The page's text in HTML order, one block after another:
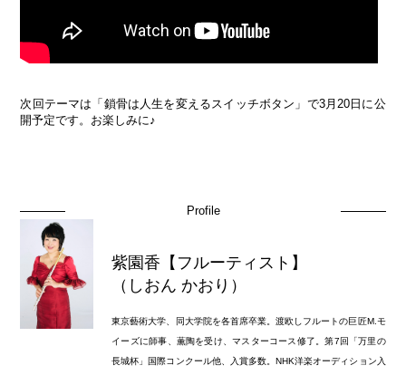
次回テーマは「鎖骨は人生を変えるスイッチボタン」で3月20日に公
開予定です。お楽しみに♪
Profile
紫園香【フルーティスト】
（しおん かおり）
東京藝術大学、同大学院を各首席卒業。渡欧しフルートの巨匠M.モ
イーズに師事、薫陶を受け、マスターコース修了。第7回「万里の
長城杯」国際コンクール他、入賞多数。NHK洋楽オーディション入